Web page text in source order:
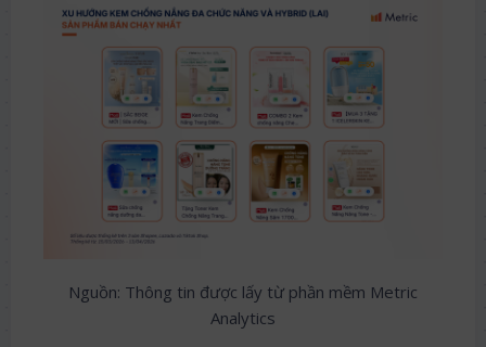
Nguồn: Thông tin được lấy từ phần mềm Metric
Analytics